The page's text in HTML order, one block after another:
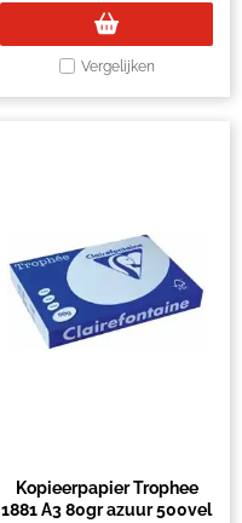
Vergelijken
Kopieerpapier Trophee
1881 A3 80gr azuur 500vel